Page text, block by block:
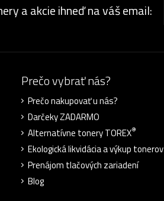
a akcie ihneď na váš email:
Prečo vybrať nás?
Prečo nakupovať u nás?
Darčeky ZADARMO
Alternatívne tonery TOREX®
Ekologická likvidácia a výkup tonerov
Prenájom tlačových zariadení
Blog